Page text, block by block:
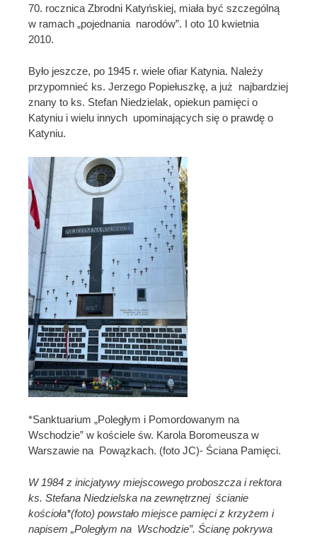
70. rocznica Zbrodni Katyńskiej, miała być szczególną
w ramach „pojednania narodów”. I oto 10 kwietnia
2010.
Było jeszcze, po 1945 r. wiele ofiar Katynia. Należy
przypomnieć ks. Jerzego Popiełuszkę, a już najbardziej
znany to ks. Stefan Niedzielak, opiekun pamięci o
Katyniu i wielu innych upominających się o prawdę o
Katyniu.
*Sanktuarium „Poległym i Pomordowanym na
Wschodzie” w kościele św. Karola Boromeusza w
Warszawie na Powązkach. (foto JC)- Ściana Pamięci.
W 1984 z inicjatywy miejscowego proboszcza i rektora
ks. Stefana Niedzielska na zewnętrznej ścianie
kościoła*(foto) powstało miejsce pamięci z krzyżem i
napisem „Poległym na Wschodzie”. Ścianę pokrywa